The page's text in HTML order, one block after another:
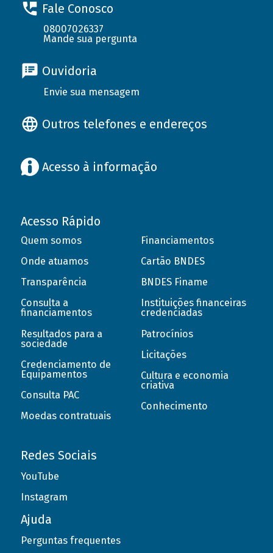
Fale Conosco
08007026337
Mande sua pergunta
Ouvidoria
Envie sua mensagem
Outros telefones e endereços
Acesso à informação
Acesso Rápido
Quem somos
Onde atuamos
Transparência
Consulta a
financiamentos
Resultados para a
sociedade
Credenciamento de
Equipamentos
Consulta PAC
Moedas contratuais
Financiamentos
Cartão BNDES
BNDES Finame
Instituições financeiras
credenciadas
Patrocínios
Licitações
Cultura e economia
criativa
Conhecimento
Redes Sociais
YouTube
Instagram
Ajuda
Perguntas frequentes